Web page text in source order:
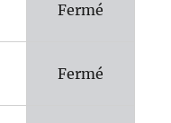
Fermé
Fermé